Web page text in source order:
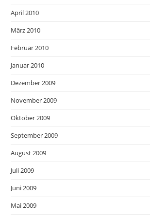
April 2010
März 2010
Februar 2010
Januar 2010
Dezember 2009
November 2009
Oktober 2009
September 2009
August 2009
Juli 2009
Juni 2009
Mai 2009